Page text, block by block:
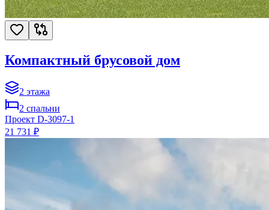
Компактный брусовой дом
2 этажа
2 спальни
Проект D-3097-1
21 731 ₽